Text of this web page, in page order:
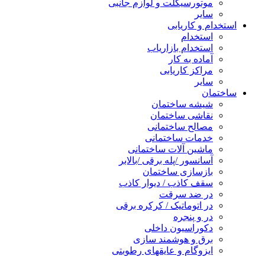
موتورسیکلت و لوازم جانبی
سایر
استخدام و کاریابی
استخدام
استخدام بازاریاب
آماده به کار
مراکز کاریابی
سایر
ساختمان
شیشه ساختمان
نقاشی ساختمان
مصالح ساختمانی
خدمات ساختمانی
ماشین آلات ساختمانی
آسانسور /پله برقی /بالابر
بازسازی ساختمان
سقف کاذب / دیوار کاذب
در ضد سرقت
در اتوماتیک / کرکره برقی
در و پنجره
دکوراسیون داخلی
برق و هوشمند سازی
ایزوگام و عایقهای رطوبتی